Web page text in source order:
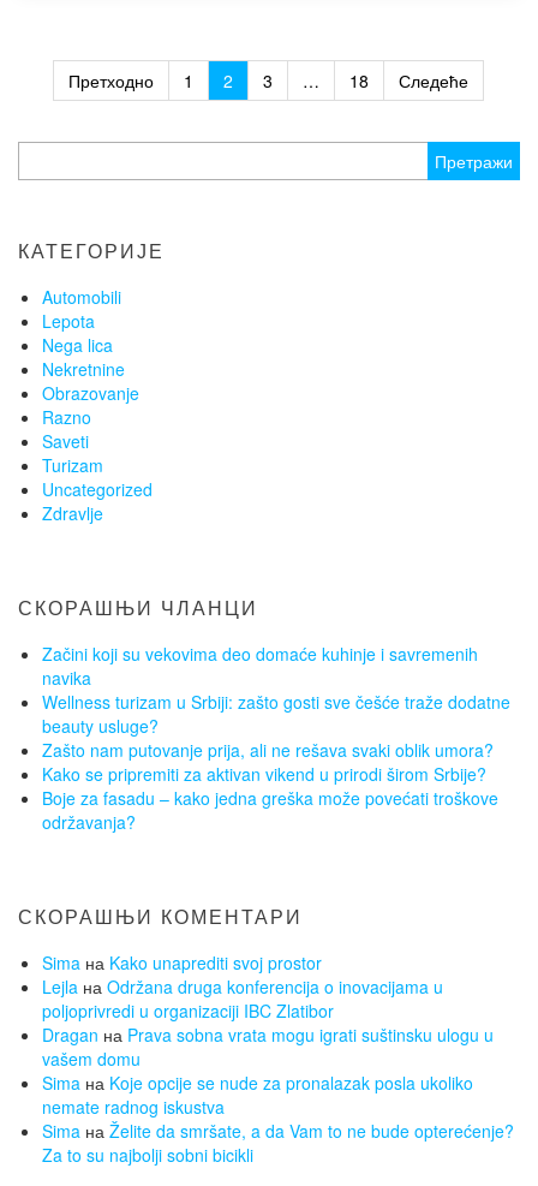
Пагинација
чланака
Претходно 1 2 3 … 18 Следеће
за:
КАТЕГОРИЈЕ
Automobili
Lepota
Nega lica
Nekretnine
Obrazovanje
Razno
Saveti
Turizam
Uncategorized
Zdravlje
СКОРАШЊИ ЧЛАНЦИ
Začini koji su vekovima deo domaće kuhinje i savremenih
navika
Wellness turizam u Srbiji: zašto gosti sve češće traže dodatne
beauty usluge?
Zašto nam putovanje prija, ali ne rešava svaki oblik umora?
Kako se pripremiti za aktivan vikend u prirodi širom Srbije?
Boje za fasadu – kako jedna greška može povećati troškove
održavanja?
СКОРАШЊИ КОМЕНТАРИ
Sima на Kako unaprediti svoj prostor
Lejla на Održana druga konferencija o inovacijama u
poljoprivredi u organizaciji IBC Zlatibor
Dragan на Prava sobna vrata mogu igrati suštinsku ulogu u
vašem domu
Sima на Koje opcije se nude za pronalazak posla ukoliko
nemate radnog iskustva
Sima на Želite da smršate, a da Vam to ne bude opterećenje?
Za to su najbolji sobni bicikli